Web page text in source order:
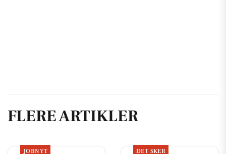
FLERE ARTIKLER
JOBNYT DET SKER